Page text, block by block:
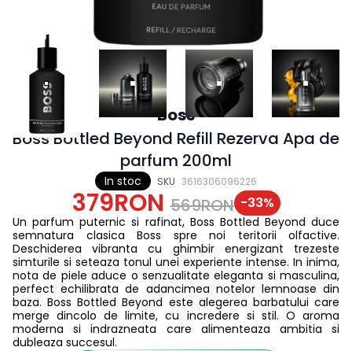
In stoc SKU 3616306096226
Boss
Boss Bottled Beyond Refill Rezerva Apa de
parfum 200ml
379RON 569RON -33%
Un parfum puternic si rafinat, Boss Bottled Beyond duce
semnatura clasica Boss spre noi teritorii olfactive.
Deschiderea vibranta cu ghimbir energizant trezeste
simturile si seteaza tonul unei experiente intense. In inima,
nota de piele aduce o senzualitate eleganta si masculina,
perfect echilibrata de adancimea notelor lemnoase din
baza. Boss Bottled Beyond este alegerea barbatului care
merge dincolo de limite, cu incredere si stil. O aroma
moderna si indrazneata care alimenteaza ambitia si
dubleaza succesul.